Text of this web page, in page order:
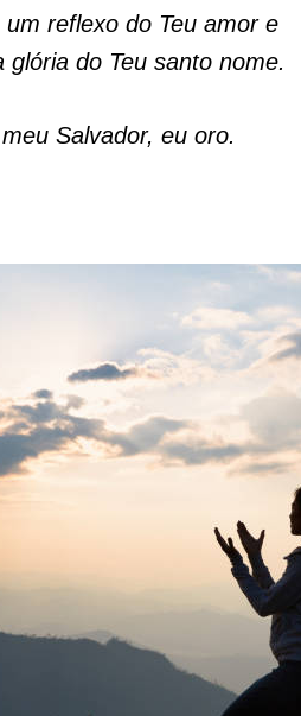
reflexo do Teu amor e
do Teu santo nome.
Salvador, eu oro.